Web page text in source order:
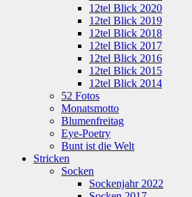
12tel Blick 2020
12tel Blick 2019
12tel Blick 2018
12tel Blick 2017
12tel Blick 2016
12tel Blick 2015
12tel Blick 2014
52 Fotos
Monatsmotto
Blumenfreitag
Eye-Poetry
Bunt ist die Welt
Stricken
Socken
Sockenjahr 2022